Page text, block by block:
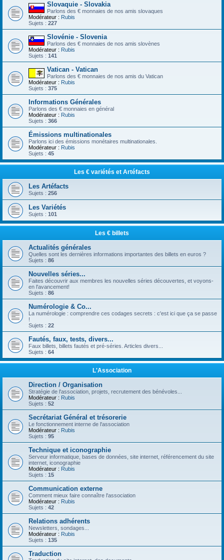
Slovaquie - Slovakia
Parlons des € monnaies de nos amis slovaques
Modérateur : Rubis
Sujets : 227
Slovénie - Slovenia
Parlons des € monnaies de nos amis slovènes
Modérateur : Rubis
Sujets : 141
Vatican - Vatican
Parlons des € monnaies de nos amis du Vatican
Modérateur : Rubis
Sujets : 375
Informations Générales
Parlons des € monnaies en général
Modérateur : Rubis
Sujets : 366
Émissions multinationales
Parlons ici des émissions monétaires multinationales.
Modérateur : Rubis
Sujets : 45
Les € variétés et Artéfacts
Les Artéfacts
Sujets : 256
Les Variétés
Sujets : 101
Les € billets
Actualités générales
Quelles sont les dernières informations importantes des billets en euros ?
Sujets : 86
Nouvelles séries...
Faites découvrir aux membres les nouvelles séries découvertes, et voyons-
en l'avancement!
Sujets : 86
Numérologie & Co...
La numérologie : comprendre ces codages secrets : c'est ici que ça se passe
!
Sujets : 22
Fautés, faux, tests, divers...
Faux billets, billets fautés et pré-séries. Articles divers...
Sujets : 64
L'Association
Direction / Organisation
Stratégie de l'association, projets, recrutement des bénévoles...
Modérateur : Rubis
Sujets : 52
Secrétariat Général et trésorerie
Le fonctionnement interne de l'association
Modérateur : Rubis
Sujets : 95
Technique et iconographie
Serveur informatique, bases de données, site internet, référencement du site
internet, iconographie
Modérateur : Rubis
Sujets : 15
Communication externe
Comment mieux faire connaître l'association
Modérateur : Rubis
Sujets : 42
Relations adhérents
Newsletters, sondages...
Modérateur : Rubis
Sujets : 135
Traduction